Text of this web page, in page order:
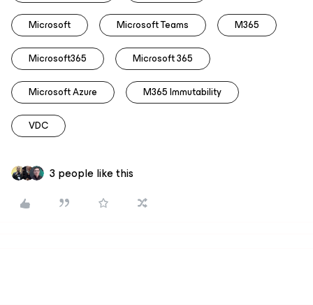
Microsoft Microsoft Teams M365
Microsoft365 Microsoft 365
Microsoft Azure M365 Immutability
VDC
3 people like this